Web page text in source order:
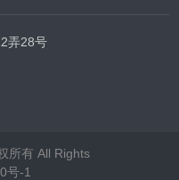
弄28号
所有 All Rights
号-1